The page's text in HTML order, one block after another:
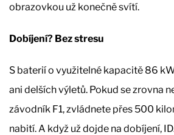
obrazovkou už konečně svítí.
Dobíjení? Bez stresu
S baterií o využitelné kapacitě 86
ani delších výletů. Pokud se zrovna
závodník F1, zvládnete přes 500
nabití. A když už dojde na dobíjení,